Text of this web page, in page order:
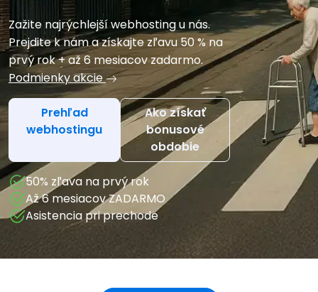
Zažite najrýchlejší webhosting u nás.
Prejdite k nám a získajte zľavu 50 % na
prvý rok + až 6 mesiacov zadarmo.
Podmienky akcie
Prehľad
webhostingu
Ako získať
bonusové
obdobie
50% zľava na prvý rok
Až 6 mesiacov ZADARMO
Asistencia pri prechode